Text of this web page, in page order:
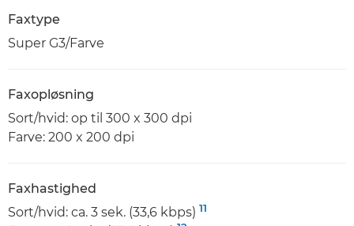
Faxtype
Super G3/Farve
Faxopløsning
Sort/hvid: op til 300 x 300 dpi
Farve: 200 x 200 dpi
Faxhastighed
Sort/hvid: ca. 3 sek. (33,6 kbps) 11